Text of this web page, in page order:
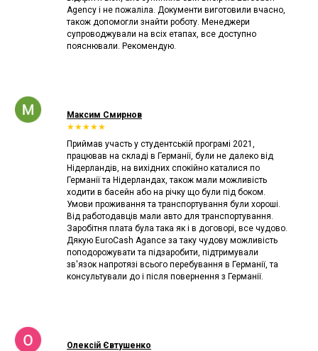
Agency і не пожаліла. Документи виготовили вчасно,
також допомогли знайти роботу. Менеджери
супроводжували на всіх етапах, все доступно
пояснювали. Рекомендую.
Максим Смирнов
★★★★★
Приймав участь у студентській програмі 2021,
працював на складі в Германії, були не далеко від
Нідерландів, на вихідних спокійно каталися по
Германії та Нідерландах, також мали можливість
ходити в басейн або на річку що були під боком.
Умови проживання та транспортування були хороші.
Від работодавців мали авто для транспортування.
Заробітня плата була така як і в договорі, все чудово.
Дякую EuroCash Agance за таку чудову можливість
поподорожувати та підзаробити, підтримували
зв'язок напротязі всього перебування в Германії, та
консультували до і після повернення з Германії.
Олексій Євтушенко